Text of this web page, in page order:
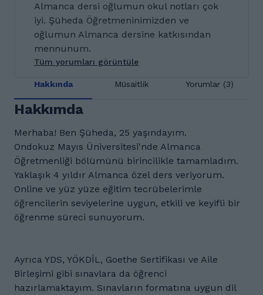
Almanca dersi oğlumun okul notları çok
iyi. Şüheda Öğretmeninimizden ve
oğlumun Almanca dersine katkısından
mennunum.
Tüm yorumları görüntüle
Hakkında Müsaitlik Yorumlar (3)
Hakkımda
Merhaba! Ben Şüheda, 25 yaşındayım.
Ondokuz Mayıs Üniversitesi'nde Almanca
Öğretmenliği bölümünü birincilikle tamamladım.
Yaklaşık 4 yıldır Almanca özel ders veriyorum.
Online ve yüz yüze eğitim tecrübelerimle
öğrencilerin seviyelerine uygun, etkili ve keyifli bir
öğrenme süreci sunuyorum.
Ayrıca YDS, YÖKDİL, Goethe Sertifikası ve Aile
Birleşimi gibi sınavlara da öğrenci
hazırlamaktayım. Sınavların formatına uygun dil